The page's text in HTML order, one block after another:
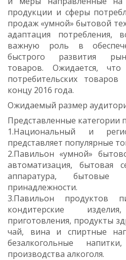
продукции и сферы
продаж «умной» бытовой
адаптация потребления,
важную роль в
быстрого развития
товаров. Ожидается,
потребительских
концу 2016 года.
Ожидаемый размер
Представленные категории
1.Национальный и
представляет популярные
2.Павильон «умной»
автоматизация, бытовая
аппаратура, бытовые
принадлежности.
3.Павильон продуктов
кондитерские
приготовления, продукты
чай, вина и спиртные
безалкогольные
производства алкоголя.